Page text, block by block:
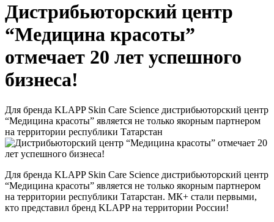
Дистрибьюторский центр
“Медицина красоты”
отмечает 20 лет успешного
бизнеса!
Для бренда KLAPP Skin Care Science дистрибьюторский центр
“Медицина красоты” является не только якорным партнером
на территории республики Татарстан
Для бренда KLAPP Skin Care Science дистрибьюторский центр
“Медицина красоты” является не только якорным партнером
на территории республики Татарстан. МК+ стали первыми,
кто представил бренд KLAPP на территории России!